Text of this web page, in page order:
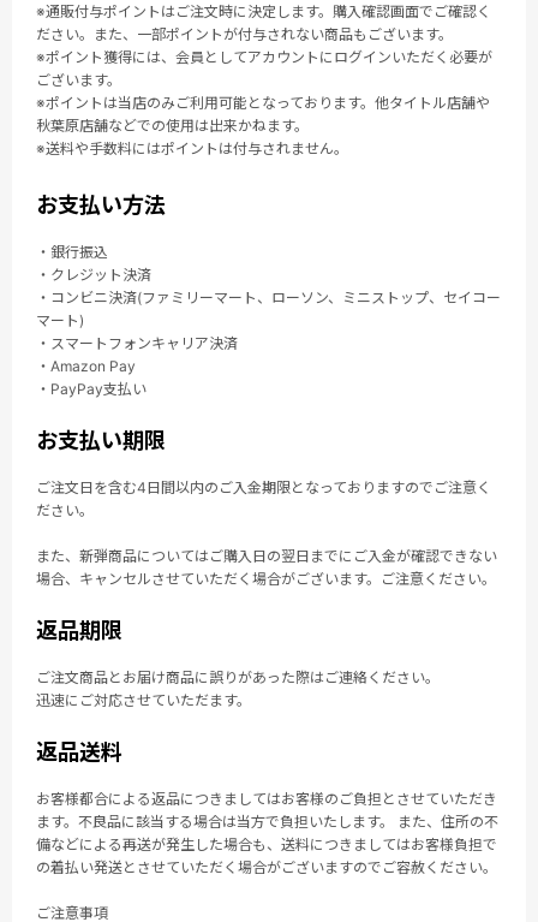
※通販付与ポイントはご注文時に決定します。購入確認画面でご確認く
ださい。また、一部ポイントが付与されない商品もございます。
※ポイント獲得には、会員としてアカウントにログインいただく必要が
ございます。
※ポイントは当店のみご利用可能となっております。他タイトル店舗や
秋葉原店舗などでの使用は出来かねます。
※送料や手数料にはポイントは付与されません。
お支払い方法
・銀行振込
・クレジット決済
・コンビニ決済(ファミリーマート、ローソン、ミニストップ、セイコー
マート)
・スマートフォンキャリア決済
・Amazon Pay
・PayPay支払い
お支払い期限
ご注文日を含む4日間以内のご入金期限となっておりますのでご注意く
ださい。
また、新弾商品についてはご購入日の翌日までにご入金が確認できない
場合、キャンセルさせていただく場合がございます。ご注意ください。
返品期限
ご注文商品とお届け商品に誤りがあった際はご連絡ください。
迅速にご対応させていただます。
返品送料
お客様都合による返品につきましてはお客様のご負担とさせていただき
ます。不良品に該当する場合は当方で負担いたします。 また、住所の不
備などによる再送が発生した場合も、送料につきましてはお客様負担で
の着払い発送とさせていただく場合がございますのでご容赦ください。
ご注意事項